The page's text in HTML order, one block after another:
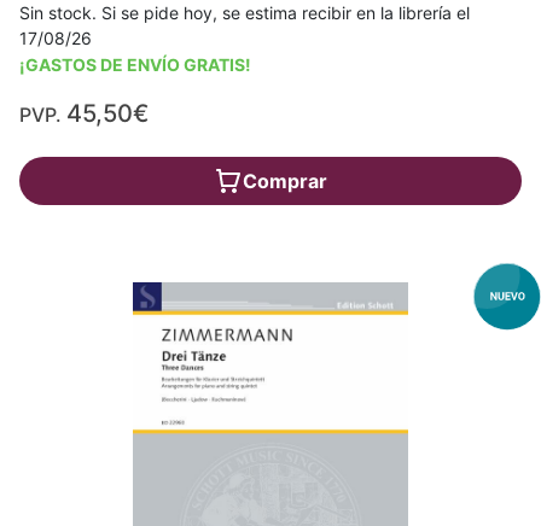
Sin stock. Si se pide hoy, se estima recibir en la librería el
17/08/26
¡GASTOS DE ENVÍO GRATIS!
PVP. 45,50€
Comprar